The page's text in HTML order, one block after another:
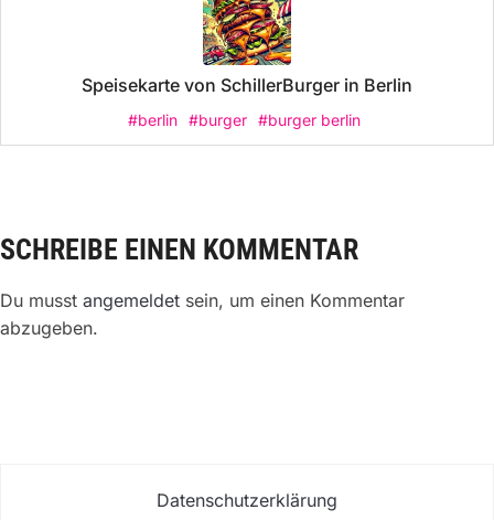
Speisekarte von SchillerBurger in Berlin
#berlin #burger #burger berlin
SCHREIBE EINEN KOMMENTAR
Du musst angemeldet sein, um einen Kommentar
abzugeben.
Datenschutzerklärung